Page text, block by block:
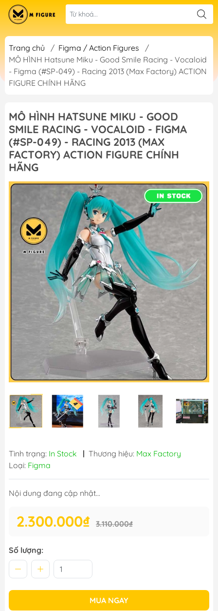
Trang chủ / Figma / Action Figures
/
MÔ HÌNH Hatsune Miku - Good Smile Racing - Vocaloid
- Figma (#SP-049) - Racing 2013 (Max Factory) ACTION
FIGURE CHÍNH HÃNG
MÔ HÌNH HATSUNE MIKU - GOOD
SMILE RACING - VOCALOID - FIGMA
(#SP-049) - RACING 2013 (MAX
FACTORY) ACTION FIGURE CHÍNH
HÃNG
Tình trạng: In Stock | Thương hiệu: Max Factory
Loại: Figma
Nội dung đang cập nhật...
2.300.000₫ 3.110.000₫
Số lượng:
MUA NGAY